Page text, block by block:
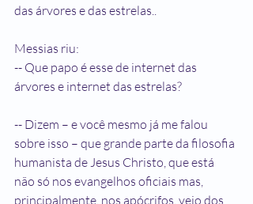
das árvores e das estrelas..
Messias riu:
-- Que papo é esse de internet das
árvores e internet das estrelas?
-- Dizem – e você mesmo já me falou
sobre isso – que grande parte da filosofia
humanista de Jesus Christo, que está
não só nos evangelhos oficiais mas,
principalmente, nos apócrifos, veio dos